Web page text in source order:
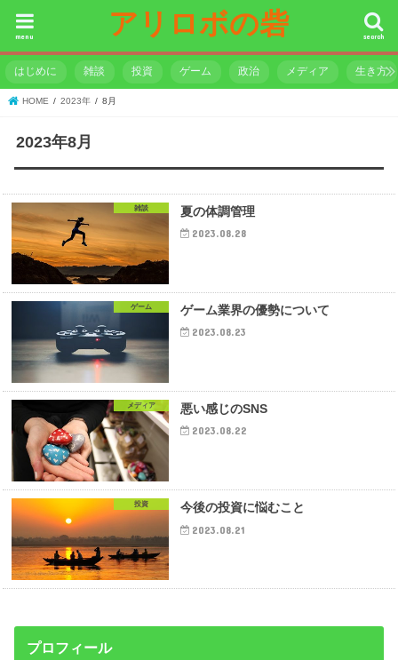
アリロボの砦 search
menu
はじめに 雑談 投資 ゲーム 政治 メディア 生き方
HOME 2023年 8月
2023年8月
雑談 夏の体調管理
2023.08.28
ゲーム ゲーム業界の優勢について
2023.08.23
メディア 悪い感じのSNS
2023.08.22
投資 今後の投資に悩むこと
2023.08.21
プロフィール